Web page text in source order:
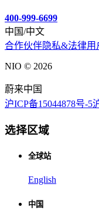
400-999-6699
中国/中文
合作伙伴隐私&法律用
NIO © 2026
蔚来中国
沪ICP备15044878号-5
选择区域
全球站
English
中国